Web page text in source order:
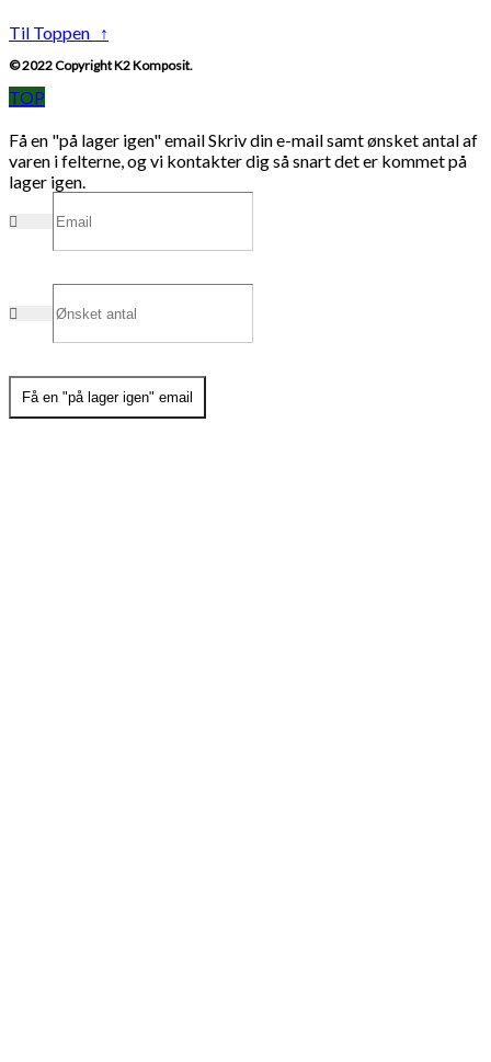
Til Toppen ↑
© 2022 Copyright K2 Komposit.
TOP
Få en "på lager igen" emailSkriv din e-mail samt ønsket antal af
varen i felterne, og vi kontakter dig så snart det er kommet på
lager igen.
Få en "på lager igen" email